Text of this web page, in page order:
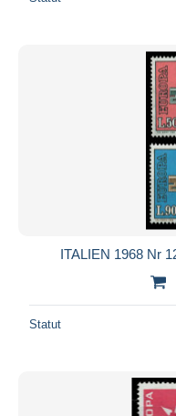
ITALIEN 1968 Nr
Statut